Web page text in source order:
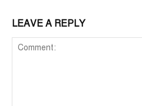
LEAVE A REPLY